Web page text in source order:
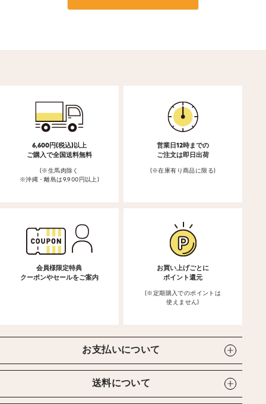
6,600円(税込)以上
ご購入で全国送料無料
(※生馬肉除く
※沖縄・離島は9,900円以上)
営業日12時までの
ご注文は即日出荷
(※在庫有り商品に限る)
会員様限定特典
クーポンやセールをご案内
お買い上げごとに
ポイント還元
(※定期購入でのポイントは
使えません)
お支払いについて
送料について